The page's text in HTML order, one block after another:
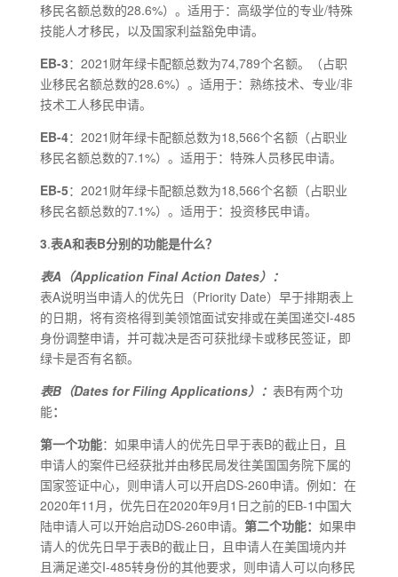
移民名额总数的28.6%）。适用于：高级学位的专业/特殊
技能人才移民，以及国家利益豁免申请。
EB-3：2021财年绿卡配额总数为74,789个名额。（占职
业移民名额总数的28.6%）。适用于：熟练技术、专业/非
技术工人移民申请。
EB-4：2021财年绿卡配额总数为18,566个名额（占职业
移民名额总数的7.1%）。适用于：特殊人员移民申请。
EB-5：2021财年绿卡配额总数为18,566个名额（占职业
移民名额总数的7.1%）。适用于：投资移民申请。
3.表A和表B分别的功能是什么？
表A（Application Final Action Dates）：
表A说明当申请人的优先日（Priority Date）早于排期表上
的日期，将有资格得到美领馆面试安排或在美国递交I-485
身份调整申请，并可裁决是否可获批绿卡或移民签证，即
绿卡是否有名额。
表B（Dates for Filing Applications）： 表B有两个功
能：
第一个功能：如果申请人的优先日早于表B的截止日，且
申请人的案件已经获批并由移民局发往美国国务院下属的
国家签证中心，则申请人可以开启DS-260申请。例如：在
2020年11月，优先日在2020年9月1日之前的EB-1中国大
陆申请人可以开始启动DS-260申请。 第二个功能： 如果申
请人的优先日早于表B的截止日，且申请人在美国境内并
且满足递交I-485转身份的其他要求，则申请人可以向移民